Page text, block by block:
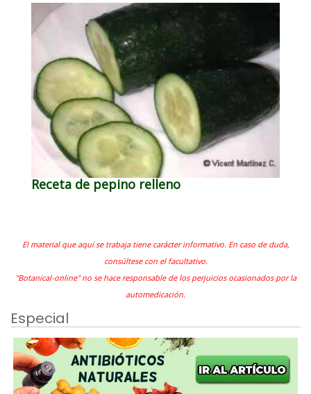
Receta de pepino relleno
El material que aquí se trabaja tiene carácter informativo. En caso de duda,
consúltese con el facultativo.
"Botanical-online" no se hace responsable de los perjuicios ocasionados por la
automedicación.
Especial